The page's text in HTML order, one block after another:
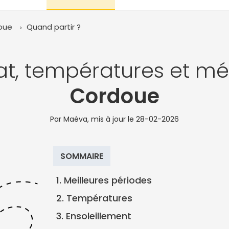
Quand partir ?
températures et
Cordoue
Par Maéva, mis à jour le 28-02-2026
SOMMAIRE
1. Meilleures périodes
2. Températures
3. Ensoleillement